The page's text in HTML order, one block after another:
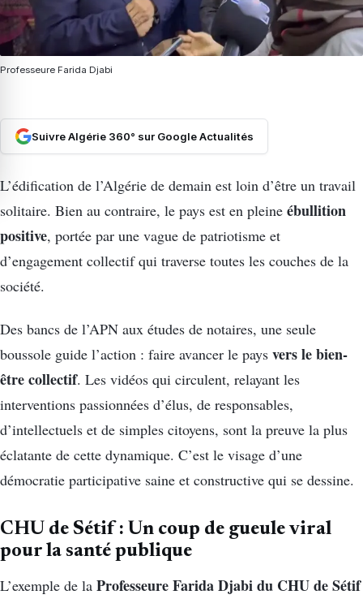
Professeure Farida Djabi
Suivre Algérie 360° sur Google Actualités
L’édification de l’Algérie de demain est loin d’être un travail
solitaire. Bien au contraire, le pays est en pleine ébullition
positive, portée par une vague de patriotisme et
d’engagement collectif qui traverse toutes les couches de la
société.
Des bancs de l’APN aux études de notaires, une seule
boussole guide l’action : faire avancer le pays vers le bien-
être collectif. Les vidéos qui circulent, relayant les
interventions passionnées d’élus, de responsables,
d’intellectuels et de simples citoyens, sont la preuve la plus
éclatante de cette dynamique. C’est le visage d’une
démocratie participative saine et constructive qui se dessine.
CHU de Sétif : Un coup de gueule viral
pour la santé publique
L’exemple de la Professeure Farida Djabi du CHU de Sétif